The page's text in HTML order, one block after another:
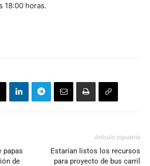
18:00 horas.
papas
de
Artículo siguiente
Estarían listos los recursos
para proyecto de bus carril